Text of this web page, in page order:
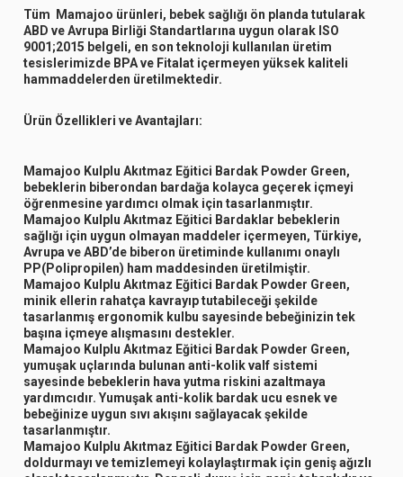
Tüm Mamajoo ürünleri, bebek sağlığı ön planda tutularak
ABD ve Avrupa Birliği Standartlarına uygun olarak ISO
9001;2015 belgeli, en son teknoloji kullanılan üretim
tesislerimizde BPA ve Fitalat içermeyen yüksek kaliteli
hammaddelerden üretilmektedir.
Ürün Özellikleri ve Avantajları:
Mamajoo Kulplu Akıtmaz Eğitici Bardak Powder Green,
bebeklerin biberondan bardağa kolayca geçerek içmeyi
öğrenmesine yardımcı olmak için tasarlanmıştır.
Mamajoo Kulplu Akıtmaz Eğitici Bardaklar bebeklerin
sağlığı için uygun olmayan maddeler içermeyen, Türkiye,
Avrupa ve ABD’de biberon üretiminde kullanımı onaylı
PP(Polipropilen) ham maddesinden üretilmiştir.
Mamajoo Kulplu Akıtmaz Eğitici Bardak Powder Green,
minik ellerin rahatça kavrayıp tutabileceği şekilde
tasarlanmış ergonomik kulbu sayesinde bebeğinizin tek
başına içmeye alışmasını destekler.
Mamajoo Kulplu Akıtmaz Eğitici Bardak Powder Green,
yumuşak uçlarında bulunan anti-kolik valf sistemi
sayesinde bebeklerin hava yutma riskini azaltmaya
yardımcıdır. Yumuşak anti-kolik bardak ucu esnek ve
bebeğinize uygun sıvı akışını sağlayacak şekilde
tasarlanmıştır.
Mamajoo Kulplu Akıtmaz Eğitici Bardak Powder Green,
doldurmayı ve temizlemeyi kolaylaştırmak için geniş ağızlı